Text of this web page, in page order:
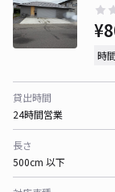
時
貸出時間
24時間営業
長さ
500cm 以下